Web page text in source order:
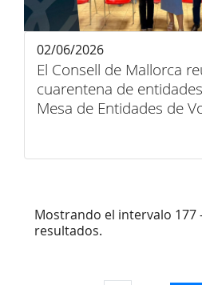
El Consell de Mallorca
cuarentena de
Mesa de Entidades de
02/06/2026
Mostrando el intervalo 177
resultados.